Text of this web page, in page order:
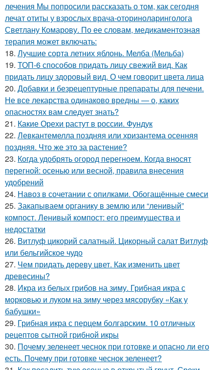
лечения Мы попросили рассказать о том, как сегодня
лечат отиты у взрослых врача-оториноларинголога
Светлану Комарову. По ее словам, медикаментозная
терапия может включать:
18. Лучшие сорта летних яблонь. Мелба (Мельба)
19. ТОП-6 способов придать лицу свежий вид. Как
придать лицу здоровый вид. О чем говорит цвета лица
20. Добавки и безрецептурные препараты для печени.
Не все лекарства одинаково вредны — о, каких
опасностях вам следует знать?
21. Какие Орехи растут в россии. Фундук
22. Левкантемелла поздняя или хризантема осенняя
поздняя. Что же это за растение?
23. Когда удобрять огород перегноем. Когда вносят
перегной: осенью или весной, правила внесения
удобрений
24. Навоз в сочетании с опилками. Обогащённые смеси
25. Закапываем органику в землю или “ленивый”
компост. Ленивый компост: его преимущества и
недостатки
26. Витлуф цикорий салатный. Цикорный салат Витлуф
или бельгийское чудо
27. Чем придать дереву цвет. Как изменить цвет
древесины?
28. Икра из белых грибов на зиму. Грибная икра с
морковью и луком на зиму через мясорубку «Как у
бабушки»
29. Грибная икра с перцем болгарским. 10 отличных
рецептов сытной грибной икры
30. Почему зеленеет чеснок при готовке и опасно ли его
есть. Почему при готовке чеснок зеленеет?